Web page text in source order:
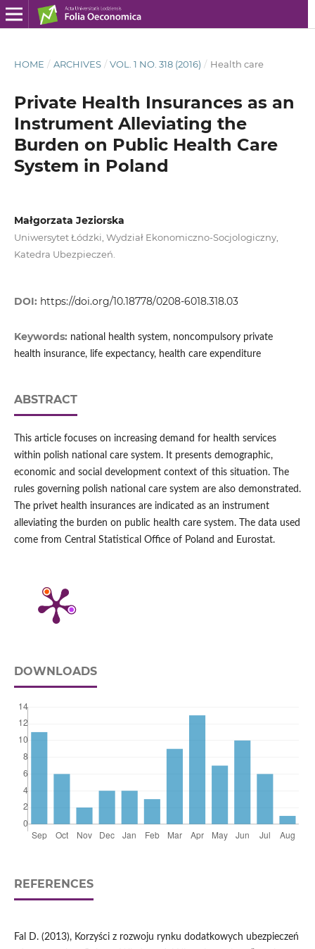
HOME / ARCHIVES / VOL. 1 NO. 318 (2016) / Health care
Private Health Insurances as an
Instrument Alleviating the
Burden on Public Health Care
System in Poland
Małgorzata Jeziorska
Uniwersytet Łódzki, Wydział Ekonomiczno-Socjologiczny,
Katedra Ubezpieczeń.
DOI: https://doi.org/10.18778/0208-6018.318.03
Keywords: national health system, noncompulsory private
health insurance, life expectancy, health care expenditure
ABSTRACT
This article focuses on increasing demand for health services
within polish national care system. It presents demographic,
economic and social development context of this situation. The
rules governing polish national care system are also demonstrated.
The privet health insurances are indicated as an instrument
alleviating the burden on public health care system. The data used
come from Central Statistical Office of Poland and Eurostat.
DOWNLOADS
REFERENCES
Fal D. (2013), Korzyści z rozwoju rynku dodatkowych ubezpieczeń